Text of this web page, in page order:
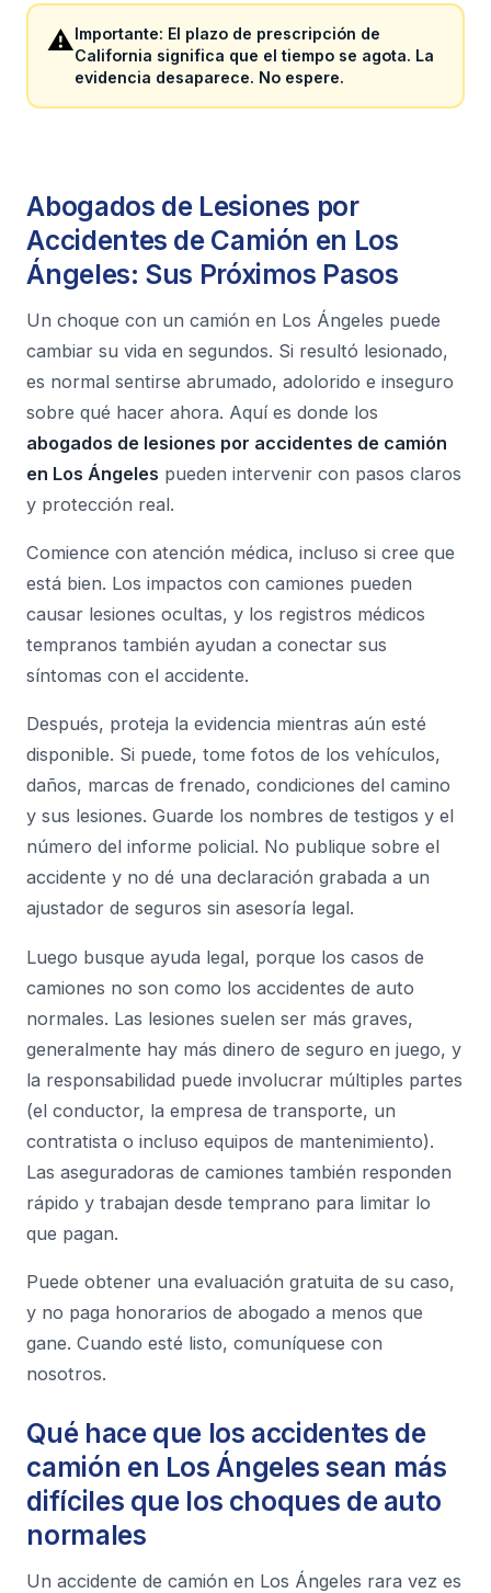
⚠️Importante: El plazo de prescripción de
California significa que el tiempo se agota. La
evidencia desaparece. No espere.
Abogados de Lesiones por
Accidentes de Camión en Los
Ángeles: Sus Próximos Pasos
Un choque con un camión en Los Ángeles puede
cambiar su vida en segundos. Si resultó lesionado,
es normal sentirse abrumado, adolorido e inseguro
sobre qué hacer ahora. Aquí es donde los
abogados de lesiones por accidentes de camión
en Los Ángeles pueden intervenir con pasos claros
y protección real.
Comience con atención médica, incluso si cree que
está bien. Los impactos con camiones pueden
causar lesiones ocultas, y los registros médicos
tempranos también ayudan a conectar sus
síntomas con el accidente.
Después, proteja la evidencia mientras aún esté
disponible. Si puede, tome fotos de los vehículos,
daños, marcas de frenado, condiciones del camino
y sus lesiones. Guarde los nombres de testigos y el
número del informe policial. No publique sobre el
accidente y no dé una declaración grabada a un
ajustador de seguros sin asesoría legal.
Luego busque ayuda legal, porque los casos de
camiones no son como los accidentes de auto
normales. Las lesiones suelen ser más graves,
generalmente hay más dinero de seguro en juego, y
la responsabilidad puede involucrar múltiples partes
(el conductor, la empresa de transporte, un
contratista o incluso equipos de mantenimiento).
Las aseguradoras de camiones también responden
rápido y trabajan desde temprano para limitar lo
que pagan.
Puede obtener una evaluación gratuita de su caso,
y no paga honorarios de abogado a menos que
gane. Cuando esté listo, comuníquese con
nosotros.
Qué hace que los accidentes de
camión en Los Ángeles sean más
difíciles que los choques de auto
normales
Un accidente de camión en Los Ángeles rara vez es